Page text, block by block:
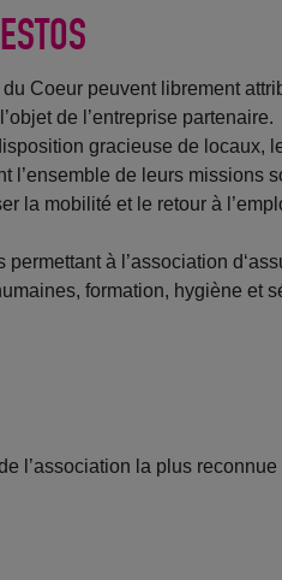
Coeur peuvent librement
de l’entreprise partenaire.
gracieuse de locaux,
de leurs missions
la mobilité et le retour à
à l’association
formation, hygiène et
l’association la plus